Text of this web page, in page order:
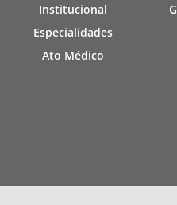
Institucional
Especialidades
Ato Médico